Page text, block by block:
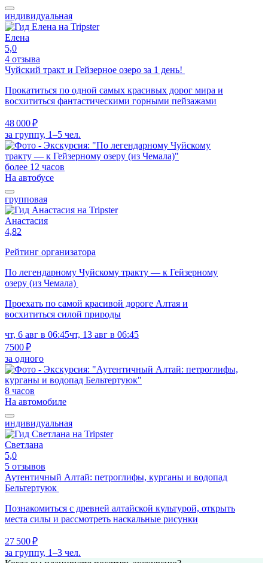
индивидуальная
Елена
5,0
4 отзыва
Чуйский тракт и Гейзерное озеро за 1 день!
Прокатиться по одной самых красивых дорог мира и
восхититься фантастическими горными пейзажами
48 000 ₽
за группу, 1–5 чел.
более 12 часов
На автобусе
групповая
Анастасия
4,82
Рейтинг организатора
По легендарному Чуйскому тракту — к Гейзерному
озеру (из Чемала)
Проехать по самой красивой дороге Алтая и
восхититься силой природы
чт, 6 авг в 06:45чт, 13 авг в 06:45
7500 ₽
за одного
8 часов
На автомобиле
индивидуальная
Светлана
5,0
5 отзывов
Аутентичный Алтай: петроглифы, курганы и водопад
Бельтертуюк
Познакомиться с древней алтайской культурой, открыть
места силы и рассмотреть наскальные рисунки
27 500 ₽
за группу, 1–3 чел.